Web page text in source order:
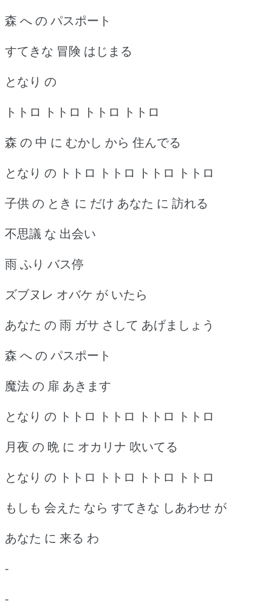
森 へ の パスポート
すてきな 冒険 はじまる
となり の
トトロ トトロ トトロ トトロ
森 の 中 に むかし から 住んでる
となり の トトロ トトロ トトロ トトロ
子供 の とき に だけ あなた に 訪れる
不思議 な 出会い
雨 ふり バス停
ズブヌレ オバケ が いたら
あなた の 雨 ガサ さして あげましょう
森 へ の パスポート
魔法 の 扉 あきます
となり の トトロ トトロ トトロ トトロ
月夜 の 晩 に オカリナ 吹いてる
となり の トトロ トトロ トトロ トトロ
もしも 会えた なら すてきな しあわせ が
あなた に 来る わ
-
-